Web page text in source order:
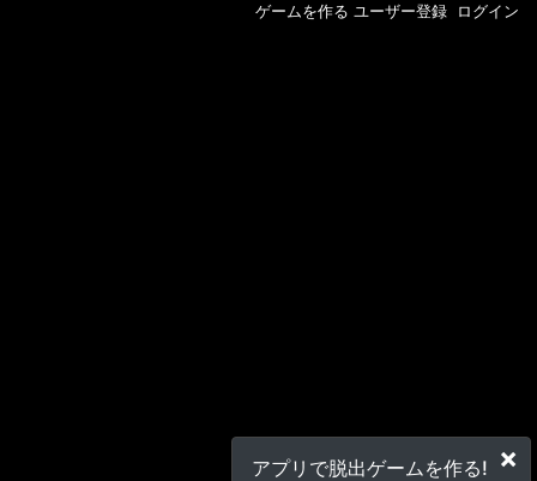
×
アプリで脱出ゲームを作る!
ゲームを作る ユーザー登録 ログイン